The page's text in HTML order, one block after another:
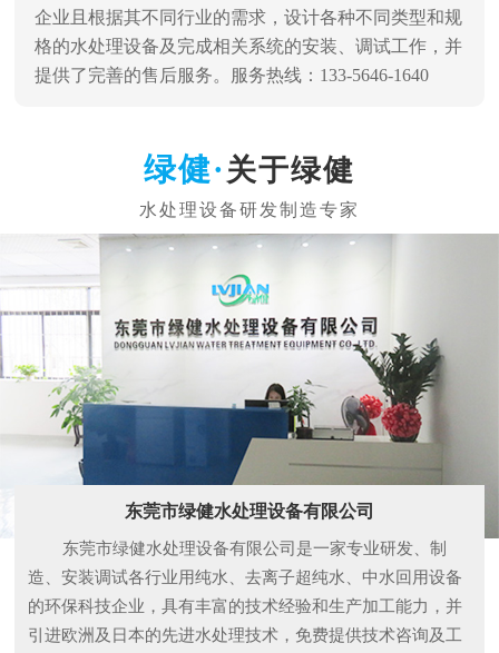
企业且根据其不同行业的需求，设计各种不同类型和规
格的水处理设备及完成相关系统的安装、调试工作，并
提供了完善的售后服务。服务热线：133-5646-1640
关于绿健
东莞市绿健水处理设备有限公司
东莞市绿健水处理设备有限公司是一家专业研发、制
造、安装调试各行业用纯水、去离子超纯水、中水回用设备
的环保科技企业，具有丰富的技术经验和生产加工能力，并
引进欧洲及日本的先进水处理技术，免费提供技术咨询及工